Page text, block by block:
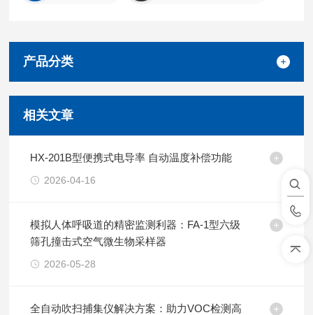
产品分类
相关文章
HX-201B型便携式电导率 自动温度补偿功能
2026-04-16
模拟人体呼吸道的精密监测利器：FA-1型六级
筛孔撞击式空气微生物采样器
2026-05-28
全自动吹扫捕集仪解决方案：助力VOC检测高